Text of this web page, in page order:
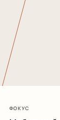
ФОКУС